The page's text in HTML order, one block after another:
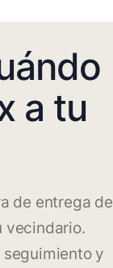
a tu
de entrega de
vecindario.
y